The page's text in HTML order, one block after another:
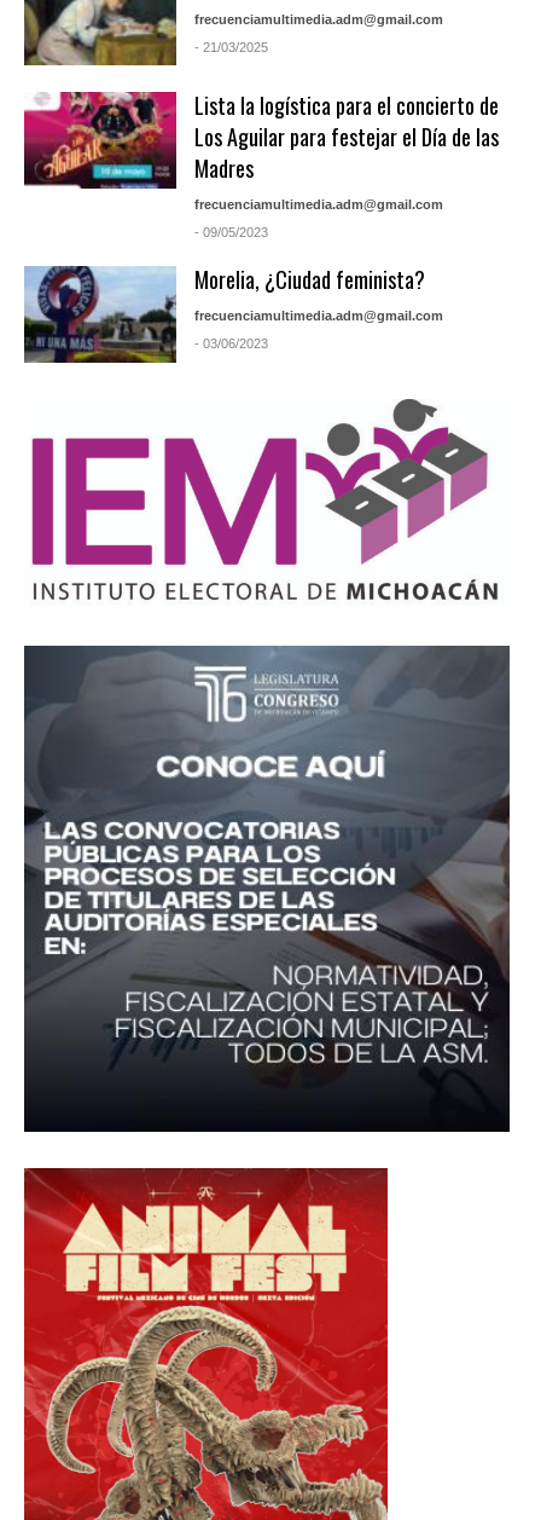
frecuenciamultimedia.adm@gmail.com
- 21/03/2025
Lista la logística para el concierto de
Los Aguilar para festejar el Día de las
Madres
frecuenciamultimedia.adm@gmail.com
- 09/05/2023
Morelia, ¿Ciudad feminista?
frecuenciamultimedia.adm@gmail.com
- 03/06/2023